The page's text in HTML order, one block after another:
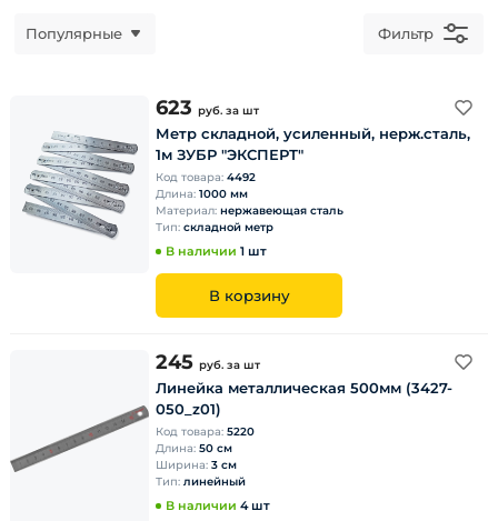
Популярные Фильтр
623 руб. за шт
Метр складной, усиленный, нерж.сталь,
1м ЗУБР "ЭКСПЕРТ"
Код товара: 4492
Длина: 1000 мм
Материал: нержавеющая сталь
Тип: складной метр
В наличии 1 шт
В корзину
245 руб. за шт
Линейка металлическая 500мм (3427-
050_z01)
Код товара: 5220
Длина: 50 см
Ширина: 3 см
Тип: линейный
В наличии 4 шт